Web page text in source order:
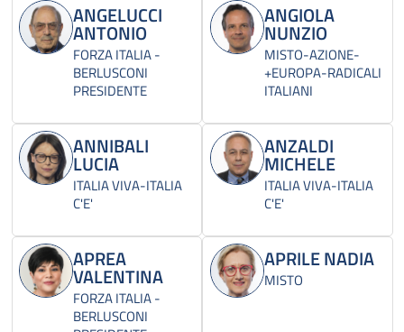
ANGELUCCI
ANTONIO
FORZA ITALIA -
BERLUSCONI
PRESIDENTE
ANGIOLA
NUNZIO
MISTO-AZIONE-
+EUROPA-RADICALI
ITALIANI
ANNIBALI
LUCIA
ITALIA VIVA-ITALIA
C'E'
ANZALDI
MICHELE
ITALIA VIVA-ITALIA
C'E'
APREA
VALENTINA
FORZA ITALIA -
BERLUSCONI
APRILE NADIA
MISTO